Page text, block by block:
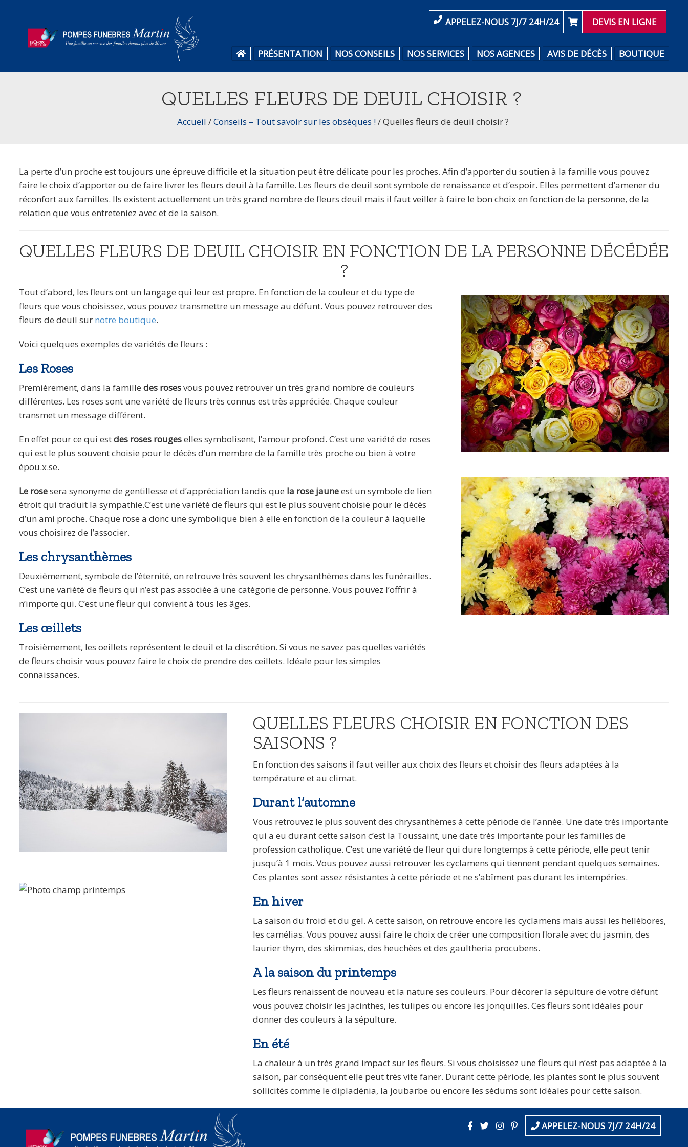
APPELEZ-NOUS 7J/7 24H/24 DEVIS EN LIGNE
PRÉSENTATION NOS CONSEILS NOS SERVICES NOS AGENCES AVIS DE DÉCÈS BOUTIQUE
QUELLES FLEURS DE DEUIL CHOISIR ?
Accueil /Conseils – Tout savoir sur les obsèques !/Quelles fleurs de deuil choisir ?
La perte d’un proche est toujours une épreuve difficile et la situation peut être délicate pour les proches. Afin d’apporter du soutien à la famille vous pouvez
faire le choix d’apporter ou de faire livrer les fleurs deuil à la famille. Les fleurs de deuil sont symbole de renaissance et d’espoir. Elles permettent d’amener du
réconfort aux familles. Ils existent actuellement un très grand nombre de fleurs deuil mais il faut veiller à faire le bon choix en fonction de la personne, de la
relation que vous entreteniez avec et de la saison.
QUELLES FLEURS DE DEUIL CHOISIR EN FONCTION DE LA PERSONNE DÉCÉDÉE
?
Tout d’abord, les fleurs ont un langage qui leur est propre. En fonction de la couleur et du type de
fleurs que vous choisissez, vous pouvez transmettre un message au défunt. Vous pouvez retrouver des
fleurs de deuil sur notre boutique.
Voici quelques exemples de variétés de fleurs :
Les Roses
Premièrement, dans la famille des rosesvous pouvez retrouver un très grand nombre de couleurs
différentes. Les roses sont une variété de fleurs très connus est très appréciée. Chaque couleur
transmet un message différent.
En effet pour ce qui estdes roses rougeselles symbolisent, l’amour profond. C’est une variété de roses
qui est le plus souvent choisie pour le décès d’un membre de la famille très proche ou bien à votre
épou.x.se.
Le rosesera synonyme de gentillesse et d’appréciation tandis que la rose jauneest un symbole de lien
étroit qui traduit la sympathie.C’est une variété de fleurs qui est le plus souvent choisie pour le décès
d’un ami proche. Chaque rose a donc une symbolique bien à elle en fonction de la couleur à laquelle
vous choisirez de l’associer.
Les chrysanthèmes
Deuxièmement, symbole de l’éternité, on retrouve très souvent les chrysanthèmes dans les funérailles.
C’est une variété de fleurs qui n’est pas associée à une catégorie de personne. Vous pouvez l’offrir à
n’importe qui. C’est une fleur qui convient à tous les âges.
Les œillets
Troisièmement, les oeillets représentent le deuil et la discrétion. Si vous ne savez pas quelles variétés
de fleurs choisir vous pouvez faire le choix de prendre des œillets. Idéale pour les simples
connaissances.
QUELLES FLEURS CHOISIR EN FONCTION DES
SAISONS ?
En fonction des saisons il faut veiller aux choix des fleurs et choisir des fleurs adaptées à la
température et au climat.
Durant l’automne
Vous retrouvez le plus souvent des chrysanthèmes à cette période de l’année. Une date très importante
qui a eu durant cette saison c’est la Toussaint, une date très importante pour les familles de
profession catholique. C’est une variété de fleur qui dure longtemps à cette période, elle peut tenir
jusqu’à 1 mois. Vous pouvez aussi retrouver les cyclamens qui tiennent pendant quelques semaines.
Ces plantes sont assez résistantes à cette période et ne s’abîment pas durant les intempéries.
En hiver
La saison du froid et du gel. A cette saison, on retrouve encore les cyclamens mais aussi les hellébores,
les camélias. Vous pouvez aussi faire le choix de créer une composition florale avec du jasmin, des
laurier thym, des skimmias, des heuchèes et des gaultheria procubens.
A la saison du printemps
Les fleurs renaissent de nouveau et la nature ses couleurs. Pour décorer la sépulture de votre défunt
vous pouvez choisir les jacinthes, les tulipes ou encore les jonquilles. Ces fleurs sont idéales pour
donner des couleurs à la sépulture.
En été
La chaleur à un très grand impact sur les fleurs. Si vous choisissez une fleurs qui n’est pas adaptée à la
saison, par conséquent elle peut très vite faner. Durant cette période, les plantes sont le plus souvent
sollicités comme le dipladénia, la joubarbe ou encore les sédums sont idéales pour cette saison.
APPELEZ-NOUS 7J/7 24H/24